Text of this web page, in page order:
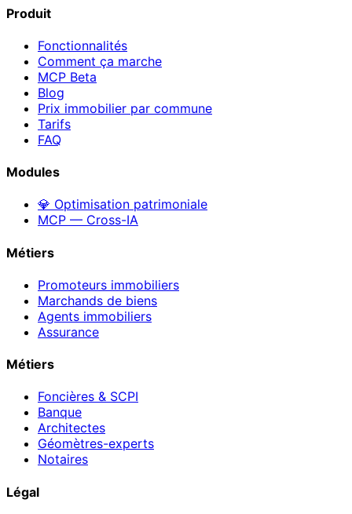
Produit
Fonctionnalités
Comment ça marche
MCP Beta
Blog
Prix immobilier par commune
Tarifs
FAQ
Modules
💎 Optimisation patrimoniale
MCP — Cross-IA
Métiers
Promoteurs immobiliers
Marchands de biens
Agents immobiliers
Assurance
Métiers
Foncières & SCPI
Banque
Architectes
Géomètres-experts
Notaires
Légal